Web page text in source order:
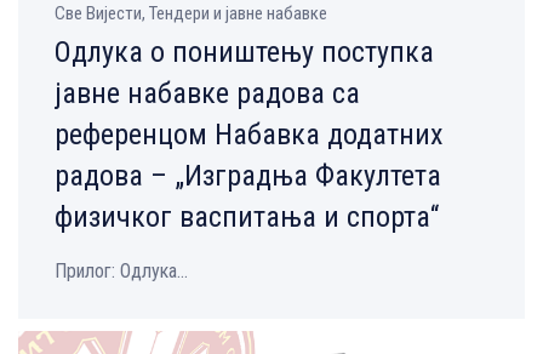
Све Вијести, Тендери и јавне набавке
Одлука о поништењу поступка
јавне набавке радова са
референцом Набавка додатних
радова – „Изградња Факултета
физичког васпитања и спорта“
Прилог: Одлука...